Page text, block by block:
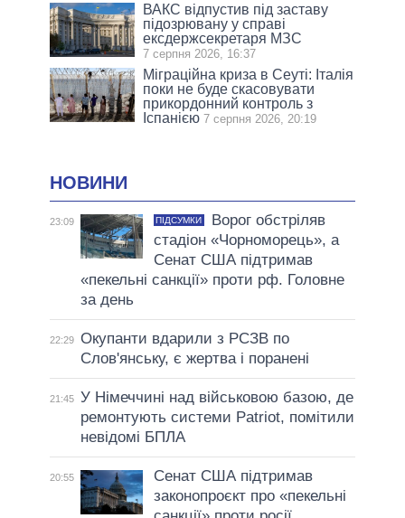
ВАКС відпустив під заставу
підозрювану у справі
ексдержсекретаря МЗС
7 серпня 2026, 16:37
Міграційна криза в Сеуті: Італія
поки не буде скасовувати
прикордонний контроль з
Іспанією 7 серпня 2026, 20:19
НОВИНИ
23:09 ПІДСУМКИ
Ворог обстріляв
стадіон «Чорноморець», а
Сенат США підтримав
«пекельні санкції» проти рф. Головне
за день
22:29 Окупанти вдарили з РСЗВ по
Слов'янську, є жертва і поранені
21:45 У Німеччині над військовою базою, де
ремонтують системи Patriot, помітили
невідомі БПЛА
20:55
Сенат США підтримав
законопроєкт про «пекельні